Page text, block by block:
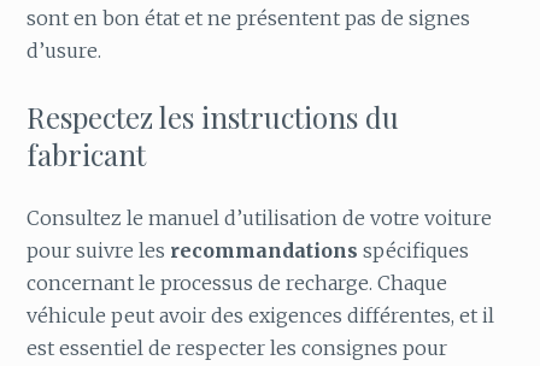
sont en bon état et ne présentent pas de signes
d’usure.
Respectez les instructions du
fabricant
Consultez le manuel d’utilisation de votre voiture
pour suivre les recommandations spécifiques
concernant le processus de recharge. Chaque
véhicule peut avoir des exigences différentes, et il
est essentiel de respecter les consignes pour